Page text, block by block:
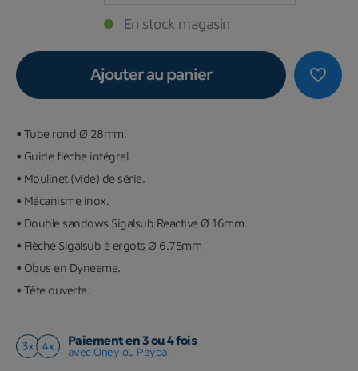
En stock magasin
favorite_border
Ajouter au panier
• Tube rond Ø 28mm.
• Guide flèche intégral.
• Moulinet (vide) de série.
• Mécanisme inox.
• Double sandows Sigalsub Reactive Ø 16mm.
• Flèche Sigalsub à ergots Ø 6.75mm
• Obus en Dyneema.
• Tête ouverte.
Paiement en 3 ou 4 fois
avec Oney ou Paypal